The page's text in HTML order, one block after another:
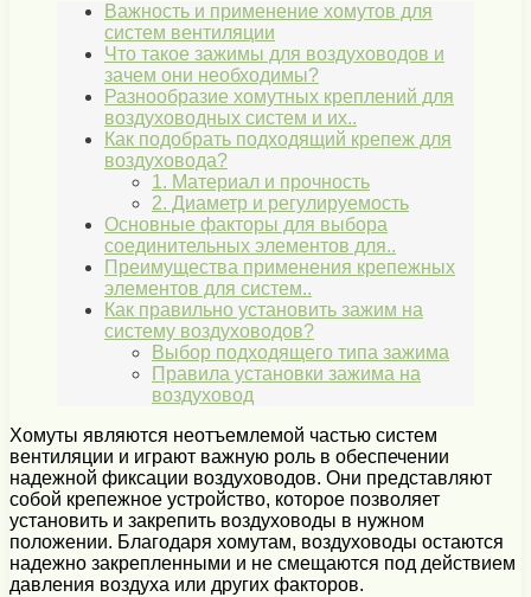
Важность и применение хомутов для
систем вентиляции
Что такое зажимы для воздуховодов и
зачем они необходимы?
Разнообразие хомутных креплений для
воздуховодных систем и их..
Как подобрать подходящий крепеж для
воздуховода?
1. Материал и прочность
2. Диаметр и регулируемость
Основные факторы для выбора
соединительных элементов для..
Преимущества применения крепежных
элементов для систем..
Как правильно установить зажим на
систему воздуховодов?
Выбор подходящего типа зажима
Правила установки зажима на
воздуховод
Хомуты являются неотъемлемой частью систем
вентиляции и играют важную роль в обеспечении
надежной фиксации воздуховодов. Они представляют
собой крепежное устройство, которое позволяет
установить и закрепить воздуховоды в нужном
положении. Благодаря хомутам, воздуховоды остаются
надежно закрепленными и не смещаются под действием
давления воздуха или других факторов.